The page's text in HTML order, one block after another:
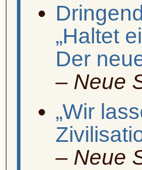
„Haltet
Der
– Neue
„Wir
– Neue